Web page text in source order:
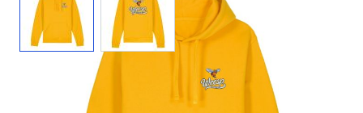
Levertijd: bestellen vóór de 15e van iedere maand, is
levering in de eerste week van de volgende maand.